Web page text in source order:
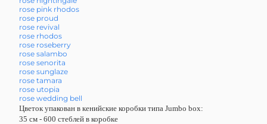
rose pink rhodos
rose proud
rose revival
rose rhodos
rose roseberry
rose salambo
rose senorita
rose sunglaze
rose tamara
rose utopia
rose wedding bell
Цветок упакован в кенийские коробки типа Jumbo box:
35 см - 600 стеблей в коробке